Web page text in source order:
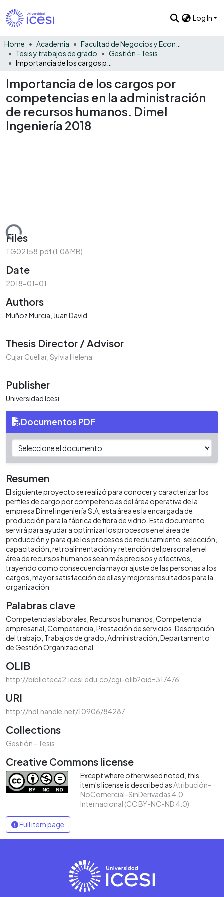
Log In
Home Academia
Tesis y trabajos de grado
Gestión - Tesis
Importancia de los cargos por
competencias en la administración
de recursos humanos. Dimel
Ingeniería 2018
Files
TG02158.pdf(1.08 MB)
Date
2018-01-01
Authors
Muñoz Murcia, Juan David
Thesis Director / Advisor
Cujar Cuéllar, Sylvia Helena
Publisher
Universidad Icesi
Documentos PDF
Resumen
El siguiente proyecto se realizó para conocer y caracterizar los
perfiles de cargo por competencias del área operativa de la
empresa Dimel ingeniería S.A; esta área es la encargada de
producción para la fábrica de fibra de vidrio. Este documento
servirá para ayudar a optimizar los procesos en el área de
producción y para que los procesos de reclutamiento, selección,
capacitación, retroalimentación y retención del personal en el
área de recursos humanos sean más precisos y efectivos,
trayendo como consecuencia mayor ajuste de las personas a los
cargos, mayor satisfacción de ellas y mejores resultados para la
organización
Palabras clave
Competencias laborales Recursos humanos Competencia
empresarial Competencia Prestación de servicios Descripción
del trabajo Trabajos de grado Administración Departamento
de Gestión Organizacional
OLIB
http://biblioteca2.icesi.edu.co/cgi-olib?oid=317476
URI
http://hdl.handle.net/10906/84287
Collections
Gestión - Tesis
Creative Commons license
Except where otherwised noted, this
item's license is described asAtribución-
NoComercial-SinDerivadas 4.0
Internacional (CC BY-NC-ND 4.0)
Full item page